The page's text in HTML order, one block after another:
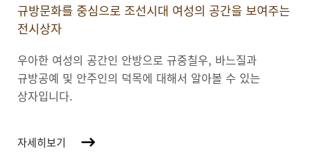
규방문화를 중심으로 조선시대 여성의 공간을 보여주는
전시상자
우아한 여성의 공간인 안방으로 규중칠우, 바느질과
규방공예 및 안주인의 덕목에 대해서 알아볼 수 있는
상자입니다.
자세히보기